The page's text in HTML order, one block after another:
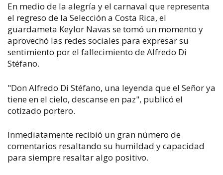
En medio de la alegría y el carnaval que representa
el regreso de la Selección a Costa Rica, el
guardameta Keylor Navas se tomó un momento y
aprovechó las redes sociales para expresar su
sentimiento por el fallecimiento de Alfredo Di
Stéfano.
"Don Alfredo Di Stéfano, una leyenda que el Señor ya
tiene en el cielo, descanse en paz", publicó el
cotizado portero.
Inmediatamente recibió un gran número de
comentarios resaltando su humildad y capacidad
para siempre resaltar algo positivo.